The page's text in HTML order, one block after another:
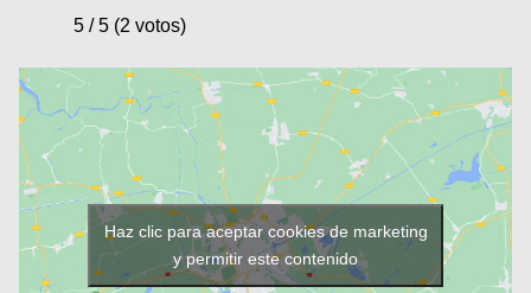
5 / 5 (2 votos)
Haz clic para aceptar cookies de marketing
y permitir este contenido